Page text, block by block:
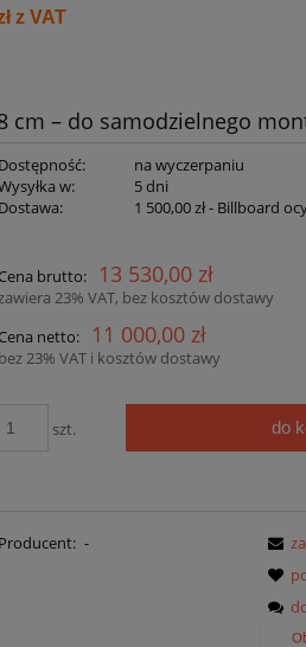
z VAT
cm – do samodzielnego
Dostępność:
na wyczerpaniu
w:
5 dni
Dostawa:
1 500,00 zł- Billboard
płatności
Cena brutto: 13 530,00 zł
23% VAT, bez kosztów dostawy
Cena netto:
11 000,00 zł
bez 23% VAT i kosztów dostawy
szt. do
Producent: -